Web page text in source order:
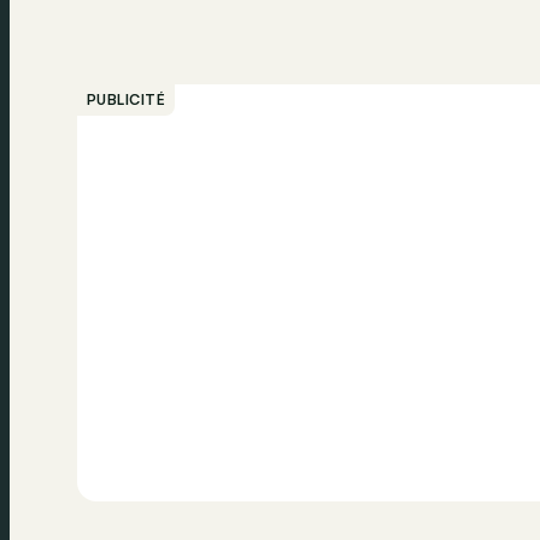
PUBLICITÉ